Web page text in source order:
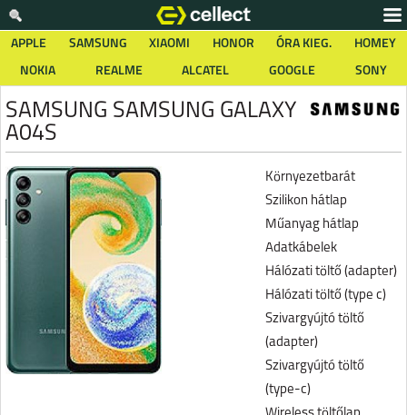
APPLE SAMSUNG XIAOMI HONOR ÓRA KIEG.
HOMEY
NOKIA
REALME ALCATEL GOOGLE SONY
SAMSUNG SAMSUNG GALAXY
A04S
Környezetbarát
Szilikon hátlap
Műanyag hátlap
Adatkábelek
Hálózati töltő (adapter)
Hálózati töltő (type c)
Szivargyújtó töltő
(adapter)
Szivargyújtó töltő
(type-c)